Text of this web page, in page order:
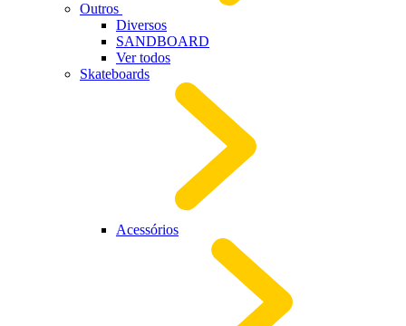
Outros
Diversos
SANDBOARD
Ver todos
Skateboards
Acessórios